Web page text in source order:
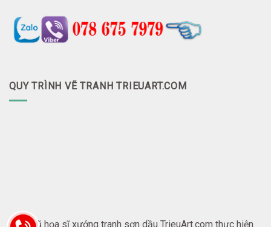
QUY TRÌNH VẼ TRANH TRIEUART.COM
Đội ngũ họa sĩ xưởng tranh sơn dầu TrieuArt.com thực hiện